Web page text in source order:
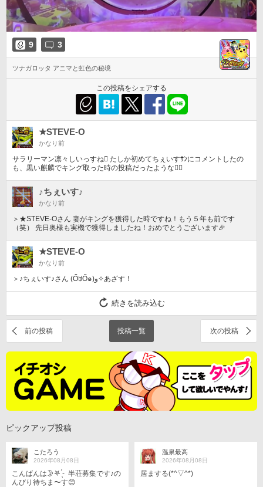
9 3
ツナガロッタ アニマと虹色の秘境
この投稿をシェアする
★STEVE-O
かなり前
サラリーマン凛々しいっすね󾭠 たしか初めてちぇいすｻﾝにコメントしたの
も、黒い麒麟でキング取った時の投稿だったような笑⃝
♪ちぇいす♪
かなり前
＞★STEVE-Oさん 妻がキングを獲得した時ですね！もう５年も前です
（笑） 先日奥様も実機で獲得しましたね！おめでとうございます🎉
★STEVE-O
かなり前
＞♪ちぇいす♪さん (ŐꌂŐ๑)ﻭ✧あざす！
続きを読み込む
前の投稿 投稿一覧 次の投稿
ピックアップ投稿
こたろう
2026年08月08日
こんばんは🌛𖤐 ̖́-‬ ︎ 半荘募集です♪の
んびり待ちま〜す😊
温泉最高
2026年08月08日
居まする(*^▽^*)